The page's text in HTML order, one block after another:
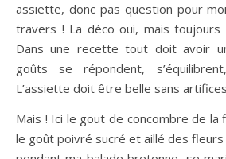
assiette, donc pas question pour
travers ! La déco oui, mais
Dans une recette tout doit avoir
goûts se répondent,
L’assiette doit être belle sans
Mais ! Ici le gout de concombre de
le goût poivré sucré et aillé des fleurs